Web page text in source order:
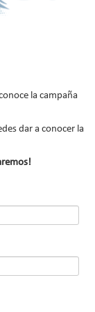
Aire
la campaña
dar a conocer la